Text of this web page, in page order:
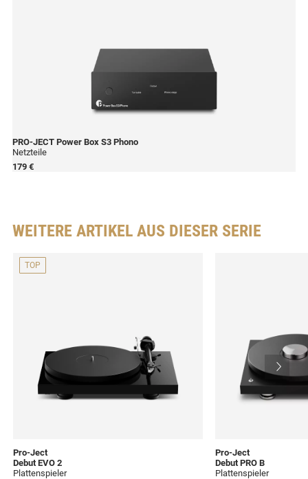
PRO-JECT Power Box S3 Phono
Netzteile
179 €
WEITERE ARTIKEL AUS DIESER SERIE
TOP
Pro-Ject
Debut EVO 2
Plattenspieler
Pro-Ject
Debut PRO B
Plattenspieler